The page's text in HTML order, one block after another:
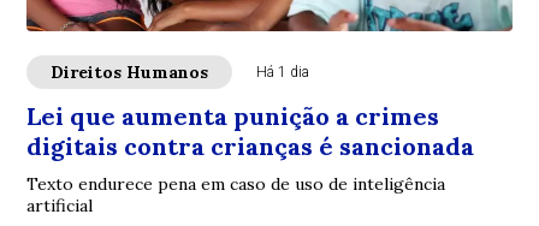
Direitos Humanos Há 1 dia
Lei que aumenta punição a crimes
digitais contra crianças é sancionada
Texto endurece pena em caso de uso de inteligência
artificial